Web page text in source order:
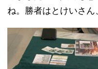
ね。勝者はとけいさん